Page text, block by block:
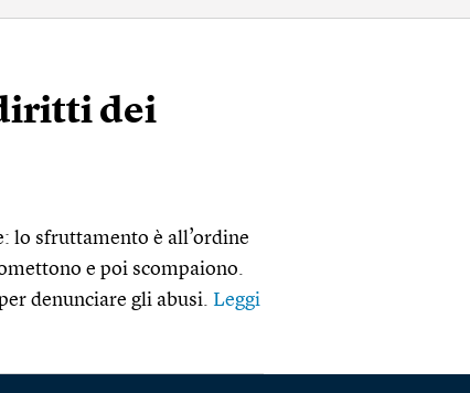
dei
lo sfruttamento è all’ordine
e poi scompaiono.
denunciare gli abusi. Leggi